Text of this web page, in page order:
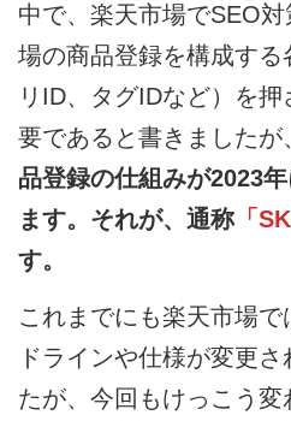
中で、楽天市場でSEO
場の商品登録を構成する
リID、タグIDなど）を
要であると書きましたが
品登録の仕組みが2023
ます。それが、通称「
す。
これまでにも楽天市場
ドラインや仕様が変更
たが、今回もけっこう変